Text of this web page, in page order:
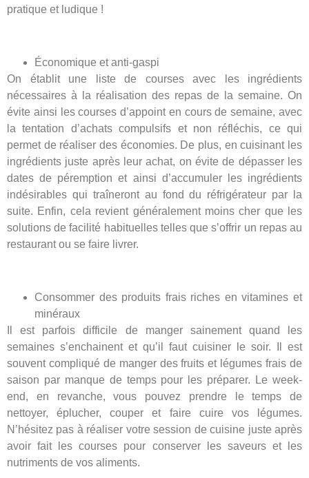
pratique et ludique !
Économique et anti-gaspi
On établit une liste de courses avec les ingrédients
nécessaires à la réalisation des repas de la semaine. On
évite ainsi les courses d’appoint en cours de semaine, avec
la tentation d’achats compulsifs et non réfléchis, ce qui
permet de réaliser des économies. De plus, en cuisinant les
ingrédients juste après leur achat, on évite de dépasser les
dates de péremption et ainsi d’accumuler les ingrédients
indésirables qui traîneront au fond du réfrigérateur par la
suite. Enfin, cela revient généralement moins cher que les
solutions de facilité habituelles telles que s’offrir un repas au
restaurant ou se faire livrer.
Consommer des produits frais riches en vitamines et
minéraux
Il est parfois difficile de manger sainement quand les
semaines s’enchainent et qu’il faut cuisiner le soir. Il est
souvent compliqué de manger des fruits et légumes frais de
saison par manque de temps pour les préparer. Le week-
end, en revanche, vous pouvez prendre le temps de
nettoyer, éplucher, couper et faire cuire vos légumes.
N’hésitez pas à réaliser votre session de cuisine juste après
avoir fait les courses pour conserver les saveurs et les
nutriments de vos aliments.